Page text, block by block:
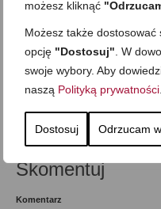
możesz kliknąć
Możesz także
opcję "Dostosuj" . W
swoje wybory. Aby
naszą Polityką prywatności
Dostosuj Odrzucam
Kolacja, Mega proste, Przekąska,
warzywa ,Wegetariańska,Wypieki
Wcześniejszy
Skomentuj
Komentarz